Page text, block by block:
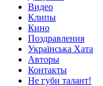
Видео
Клипы
Кино
Поздравления
Українська Хата
Авторы
Контакты
Не губи талант!